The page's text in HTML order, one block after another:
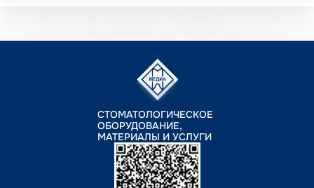
СТОМАТОЛОГИЧЕСКОЕ
ОБОРУДОВАНИЕ,
МАТЕРИАЛЫ И УСЛУГИ